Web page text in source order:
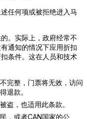
任何项或被拒绝进入马
。实际上，政府经常不
通知的情况下应用折扣
条件。这在人员和技术
完整，门票将无效，访问
退款。
盗，也适用此条款。
，或者CAN国家的公